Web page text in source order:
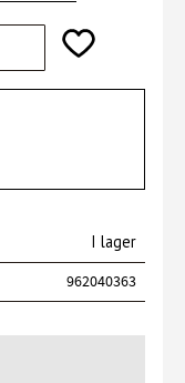
Lägg till i
I lager
962040363